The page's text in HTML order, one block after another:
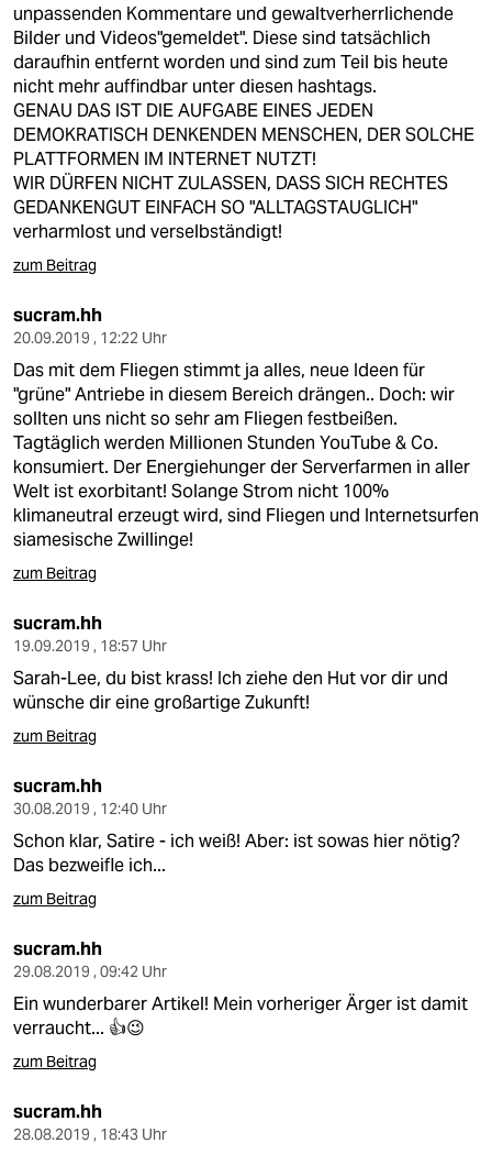
unpassenden Kommentare und gewaltverherrlichende
Bilder und Videos"gemeldet". Diese sind tatsächlich
daraufhin entfernt worden und sind zum Teil bis heute
nicht mehr auffindbar unter diesen hashtags.
GENAU DAS IST DIE AUFGABE EINES JEDEN
DEMOKRATISCH DENKENDEN MENSCHEN, DER SOLCHE
PLATTFORMEN IM INTERNET NUTZT!
WIR DÜRFEN NICHT ZULASSEN, DASS SICH RECHTES
GEDANKENGUT EINFACH SO "ALLTAGSTAUGLICH"
verharmlost und verselbständigt!
zum Beitrag
sucram.hh
20.09.2019 , 12:22 Uhr
Das mit dem Fliegen stimmt ja alles, neue Ideen für
"grüne" Antriebe in diesem Bereich drängen.. Doch: wir
sollten uns nicht so sehr am Fliegen festbeißen.
Tagtäglich werden Millionen Stunden YouTube & Co.
konsumiert. Der Energiehunger der Serverfarmen in aller
Welt ist exorbitant! Solange Strom nicht 100%
klimaneutral erzeugt wird, sind Fliegen und Internetsurfen
siamesische Zwillinge!
zum Beitrag
sucram.hh
19.09.2019 , 18:57 Uhr
Sarah-Lee, du bist krass! Ich ziehe den Hut vor dir und
wünsche dir eine großartige Zukunft!
zum Beitrag
sucram.hh
30.08.2019 , 12:40 Uhr
Schon klar, Satire - ich weiß! Aber: ist sowas hier nötig?
Das bezweifle ich...
zum Beitrag
sucram.hh
29.08.2019 , 09:42 Uhr
Ein wunderbarer Artikel! Mein vorheriger Ärger ist damit
verraucht... 👍😉
zum Beitrag
sucram.hh
28.08.2019 , 18:43 Uhr